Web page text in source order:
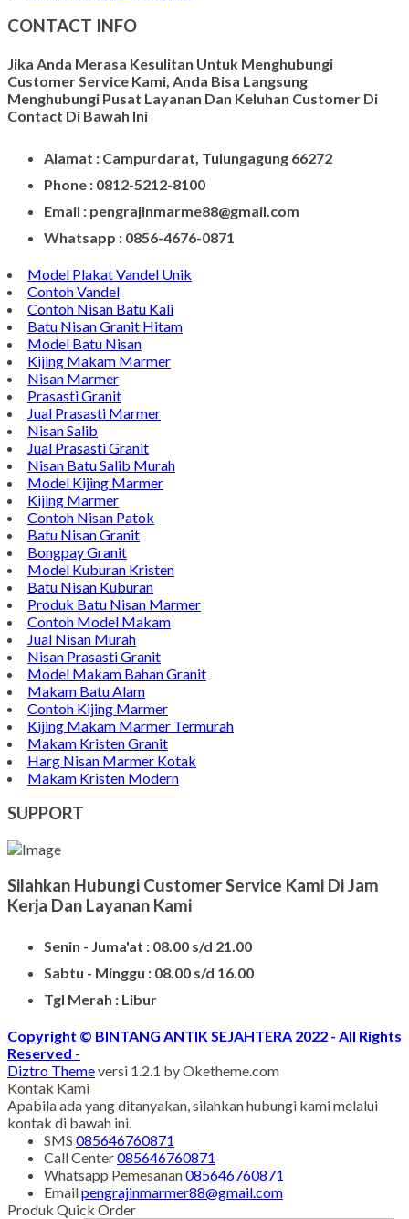
CONTACT INFO
Jika Anda Merasa Kesulitan Untuk Menghubungi
Customer Service Kami, Anda Bisa Langsung
Menghubungi Pusat Layanan Dan Keluhan Customer Di
Contact Di Bawah Ini
Alamat : Campurdarat, Tulungagung 66272
Phone : 0812-5212-8100
Email : pengrajinmarme88@gmail.com
Whatsapp : 0856-4676-0871
Model Plakat Vandel Unik
Contoh Vandel
Contoh Nisan Batu Kali
Batu Nisan Granit Hitam
Model Batu Nisan
Kijing Makam Marmer
Nisan Marmer
Prasasti Granit
Jual Prasasti Marmer
Nisan Salib
Jual Prasasti Granit
Nisan Batu Salib Murah
Model Kijing Marmer
Kijing Marmer
Contoh Nisan Patok
Batu Nisan Granit
Bongpay Granit
Model Kuburan Kristen
Batu Nisan Kuburan
Produk Batu Nisan Marmer
Contoh Model Makam
Jual Nisan Murah
Nisan Prasasti Granit
Model Makam Bahan Granit
Makam Batu Alam
Contoh Kijing Marmer
Kijing Makam Marmer Termurah
Makam Kristen Granit
Harg Nisan Marmer Kotak
Makam Kristen Modern
SUPPORT
Silahkan Hubungi Customer Service Kami Di Jam
Kerja Dan Layanan Kami
Senin - Juma'at : 08.00 s/d 21.00
Sabtu - Minggu : 08.00 s/d 16.00
Tgl Merah : Libur
Copyright © BINTANG ANTIK SEJAHTERA 2022 - All Rights
Reserved -
Diztro Themeversi 1.2.1 by Oketheme.com
Kontak Kami
Apabila ada yang ditanyakan, silahkan hubungi kami melalui
kontak di bawah ini.
SMS 085646760871
Call Center085646760871
Whatsapp Pemesanan085646760871
Emailpengrajinmarmer88@gmail.com
Produk Quick Order